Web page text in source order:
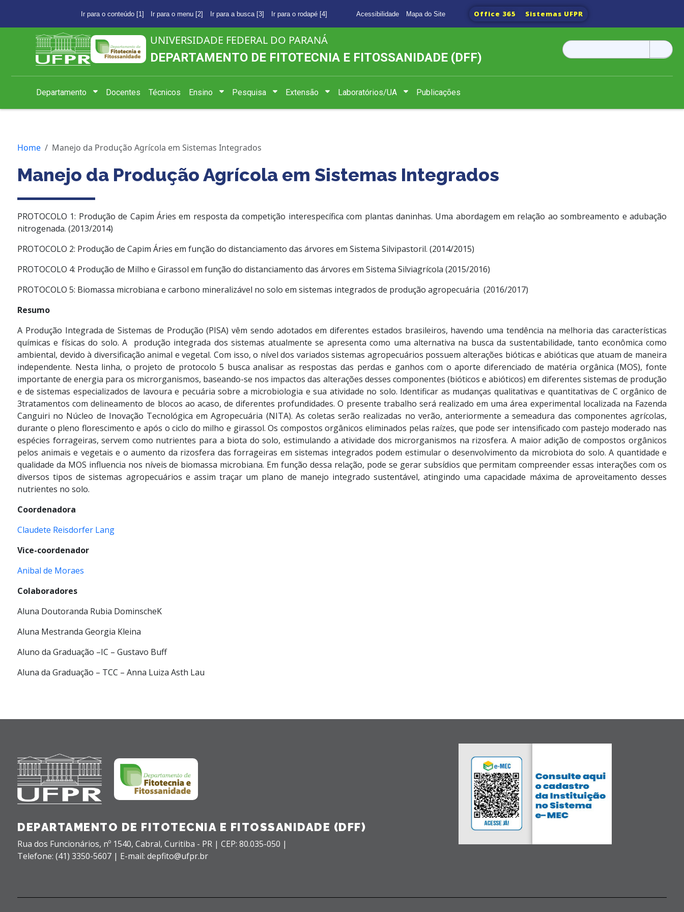
Ir para o conteúdo [1] Ir para o menu [2] Ir para a busca [3] Ir para o rodapé [4] Acessibilidade Mapa do Site Office 365 Sistemas UFPR
UNIVERSIDADE FEDERAL DO PARANÁ
DEPARTAMENTO DE FITOTECNIA E FITOSSANIDADE (DFF)
Pesquisar
por:
Departamento Docentes Técnicos Ensino Pesquisa Extensão Laboratórios/UA Publicações
Home Manejo da Produção Agrícola em Sistemas Integrados
Manejo da Produção Agrícola em Sistemas Integrados
PROTOCOLO 1: Produção de Capim Áries em resposta da competição interespecífica com plantas daninhas. Uma abordagem em relação ao sombreamento e adubação
nitrogenada. (2013/2014)
PROTOCOLO 2: Produção de Capim Áries em função do distanciamento das árvores em Sistema Silvipastoril. (2014/2015)
PROTOCOLO 4: Produção de Milho e Girassol em função do distanciamento das árvores em Sistema Silviagrícola (2015/2016)
PROTOCOLO 5: Biomassa microbiana e carbono mineralizável no solo em sistemas integrados de produção agropecuária (2016/2017)
Resumo
A Produção Integrada de Sistemas de Produção (PISA) vêm sendo adotados em diferentes estados brasileiros, havendo uma tendência na melhoria das características
químicas e físicas do solo. A produção integrada dos sistemas atualmente se apresenta como uma alternativa na busca da sustentabilidade, tanto econômica como
ambiental, devido à diversificação animal e vegetal. Com isso, o nível dos variados sistemas agropecuários possuem alterações bióticas e abióticas que atuam de maneira
independente. Nesta linha, o projeto de protocolo 5 busca analisar as respostas das perdas e ganhos com o aporte diferenciado de matéria orgânica (MOS), fonte
importante de energia para os microrganismos, baseando-se nos impactos das alterações desses componentes (bióticos e abióticos) em diferentes sistemas de produção
e de sistemas especializados de lavoura e pecuária sobre a microbiologia e sua atividade no solo. Identificar as mudanças qualitativas e quantitativas de C orgânico de
3tratamentos com delineamento de blocos ao acaso, de diferentes profundidades. O presente trabalho será realizado em uma área experimental localizada na Fazenda
Canguiri no Núcleo de Inovação Tecnológica em Agropecuária (NITA). As coletas serão realizadas no verão, anteriormente a semeadura das componentes agrícolas,
durante o pleno florescimento e após o ciclo do milho e girassol. Os compostos orgânicos eliminados pelas raízes, que pode ser intensificado com pastejo moderado nas
espécies forrageiras, servem como nutrientes para a biota do solo, estimulando a atividade dos microrganismos na rizosfera. A maior adição de compostos orgânicos
pelos animais e vegetais e o aumento da rizosfera das forrageiras em sistemas integrados podem estimular o desenvolvimento da microbiota do solo. A quantidade e
qualidade da MOS influencia nos níveis de biomassa microbiana. Em função dessa relação, pode se gerar subsídios que permitam compreender essas interações com os
diversos tipos de sistemas agropecuários e assim traçar um plano de manejo integrado sustentável, atingindo uma capacidade máxima de aproveitamento desses
nutrientes no solo.
Coordenadora
Claudete Reisdorfer Lang
Vice-coordenador
Anibal de Moraes
Colaboradores
Aluna Doutoranda Rubia DominscheK
Aluna Mestranda Georgia Kleina
Aluno da Graduação –IC – Gustavo Buff
Aluna da Graduação – TCC – Anna Luiza Asth Lau
DEPARTAMENTO DE FITOTECNIA E FITOSSANIDADE (DFF)
Rua dos Funcionários, nº 1540, Cabral, Curitiba - PR | CEP: 80.035-050 |
Telefone: (41) 3350-5607 | E-mail: depfito@ufpr.br